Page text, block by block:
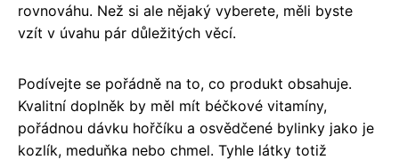
rovnováhu. Než si ale nějaký vyberete, měli byste
vzít v úvahu pár důležitých věcí.
Podívejte se pořádně na to, co produkt obsahuje.
Kvalitní doplněk by měl mít béčkové vitamíny,
pořádnou dávku hořčíku a osvědčené bylinky jako je
kozlík, meduňka nebo chmel. Tyhle látky totiž